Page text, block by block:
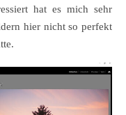
hat es mich sehr
hier nicht so perfekt